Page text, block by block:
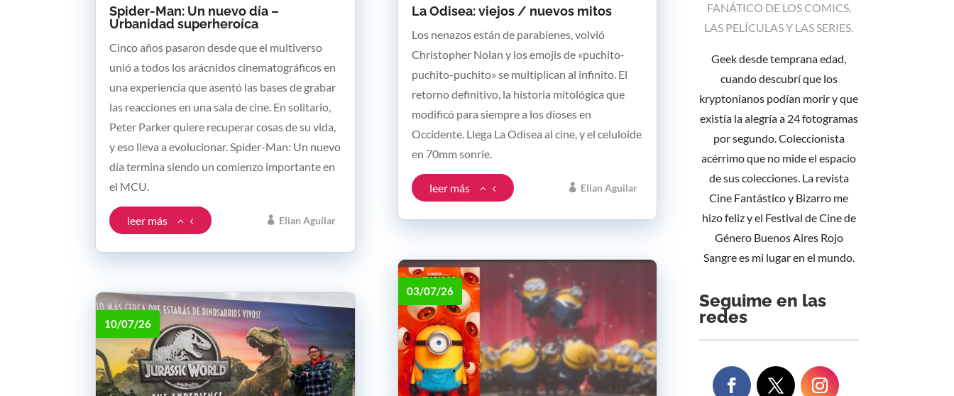
Spider-Man: Un nuevo día –
Urbanidad superheroíca
Elian Aguilar
Cinco años pasaron desde que el multiverso
unió a todos los arácnidos cinematográficos en
una experiencia que asentó las bases de grabar
las reacciones en una sala de cine. En solitario,
Peter Parker quiere recuperar cosas de su vida,
y eso lleva a evolucionar. Spider-Man: Un nuevo
día termina siendo un comienzo importante en
el MCU.
leer más
10/07/26
La Odisea: viejos / nuevos mitos
Elian Aguilar
Los nenazos están de parabienes, volvió
Christopher Nolan y los emojis de «puchito-
puchito-puchito» se multiplican al infinito. El
retorno definitivo, la historia mitológica que
modificó para siempre a los dioses en
Occidente. Llega La Odisea al cine, y el celuloide
en 70mm sonríe.
leer más
03/07/26
FANÁTICO DE LOS COMICS,
LAS PELÍCULAS Y LAS SERIES.
Geek desde temprana edad,
cuando descubrí que los
kryptonianos podían morir y que
existía la alegría a 24 fotogramas
por segundo. Coleccionista
acérrimo que no mide el espacio
de sus colecciones. La revista
Cine Fantástico y Bizarro me
hizo feliz y el Festival de Cine de
Género Buenos Aires Rojo
Sangre es mi lugar en el mundo.
Seguime en las
redes